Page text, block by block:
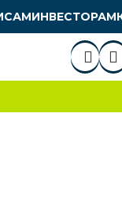
ИНВЕСТОРАМ